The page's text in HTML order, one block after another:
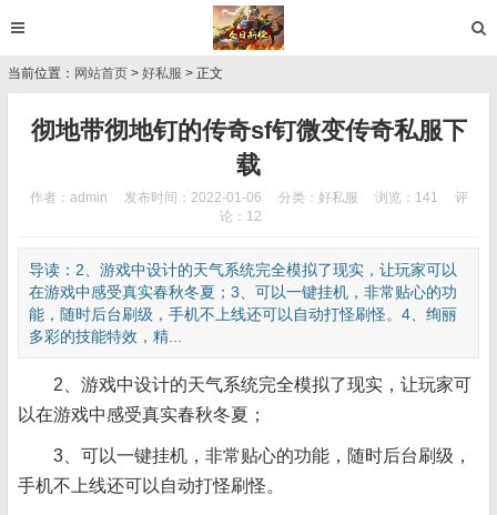
当前位置： 网站首页 > 好私服 > 正文
彻地带彻地钉的传奇sf钉微变传奇私服下
载
作者：admin 发布时间：2022-01-06 分类： 好私服 浏览：141
评
论：12
导读：2、游戏中设计的天气系统完全模拟了现实，让玩家可以
在游戏中感受真实春秋冬夏；3、可以一键挂机，非常贴心的功
能，随时后台刷级，手机不上线还可以自动打怪刷怪。4、绚丽
多彩的技能特效，精...
2、游戏中设计的天气系统完全模拟了现实，让玩家可
以在游戏中感受真实春秋冬夏；
3、可以一键挂机，非常贴心的功能，随时后台刷级，
手机不上线还可以自动打怪刷怪。